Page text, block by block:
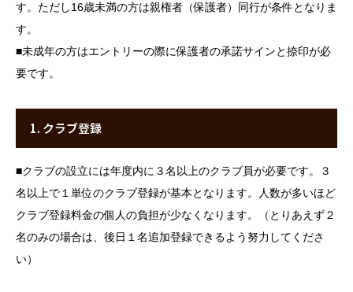
ロードレースクラブ登録
登録料金・見舞金制度
お問い合せ・資料請求
団体概要
ホーム インフォメーション 個人情報保護方針 facebook
す。ただし16歳未満の方は親権者（保護者）同行が条件となりま
す。
■未成年の方はエントリーの際に保護者の承諾サインと捺印が必
要です。
1. クラブ登録
■クラブの設立には年度内に３名以上のクラブ員が必要です。３
名以上で１単位のクラブ登録が基本となります。人数が多いほど
クラブ登録料金の個人の負担が少なくなります。（とりあえず２
名のみの場合は、後日１名追加登録できるよう努力してくださ
い）